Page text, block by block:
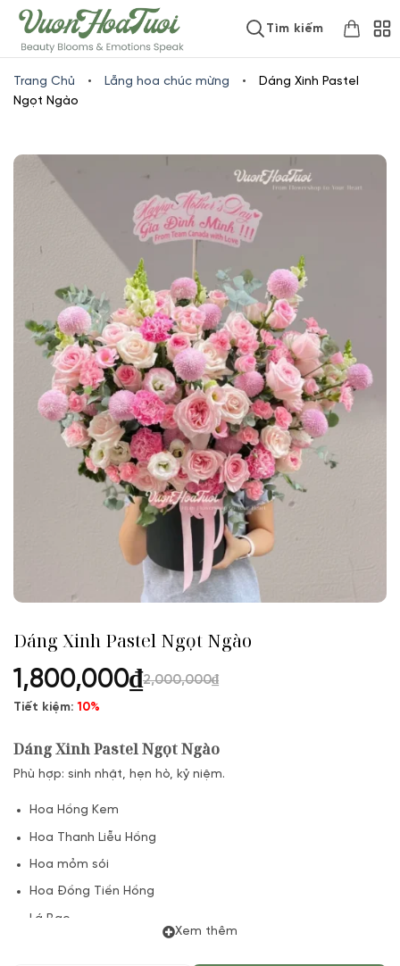
www.vuonhoatuoi.vnSkip
to
content
Tìm kiếm
Trang Chủ • Lẵng hoa chúc mừng •
Dáng Xinh Pastel
Ngọt Ngào
Dáng Xinh Pastel Ngọt Ngào
1,800,000₫2,000,000₫
Tiết kiệm:10%
Dáng Xinh Pastel Ngọt Ngào
Phù hợp: sinh nhật, hẹn hò, kỷ niệm.
Hoa Hồng Kem
Hoa Thanh Liễu Hồng
Hoa mỏm sói
Hoa Đồng Tiền Hồng
Lá Bạc
Xem thêm